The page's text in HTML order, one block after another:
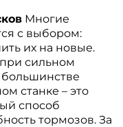
Многие
с выбором:
их на новые.
сильном
станке – это
способ
тормозов. За